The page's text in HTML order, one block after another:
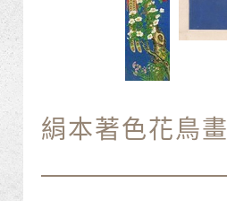
絹本著色花鳥畫